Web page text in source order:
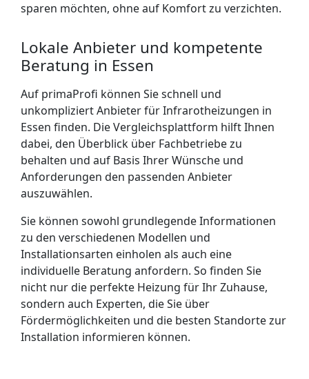
sparen möchten, ohne auf Komfort zu verzichten.
Lokale Anbieter und kompetente
Beratung in Essen
Auf primaProfi können Sie schnell und
unkompliziert Anbieter für Infrarotheizungen in
Essen finden. Die Vergleichsplattform hilft Ihnen
dabei, den Überblick über Fachbetriebe zu
behalten und auf Basis Ihrer Wünsche und
Anforderungen den passenden Anbieter
auszuwählen.
Sie können sowohl grundlegende Informationen
zu den verschiedenen Modellen und
Installationsarten einholen als auch eine
individuelle Beratung anfordern. So finden Sie
nicht nur die perfekte Heizung für Ihr Zuhause,
sondern auch Experten, die Sie über
Fördermöglichkeiten und die besten Standorte zur
Installation informieren können.